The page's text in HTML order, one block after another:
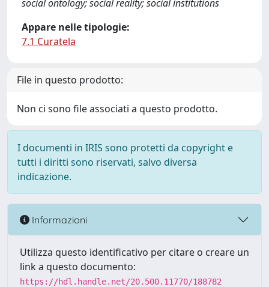
social ontology; social reality; social institutions
Appare nelle tipologie:
7.1 Curatela
File in questo prodotto:
Non ci sono file associati a questo prodotto.
I documenti in IRIS sono protetti da copyright e
tutti i diritti sono riservati, salvo diversa
indicazione.
Informazioni
Utilizza questo identificativo per citare o creare un
link a questo documento:
https://hdl.handle.net/20.500.11770/188782